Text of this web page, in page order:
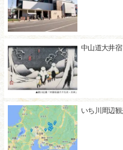
中山道大井宿
いち川周辺